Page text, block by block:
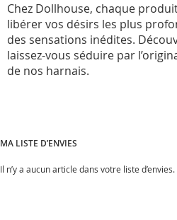
Chez Dollhouse, chaque
libérer vos désirs les plus
des sensations inédites.
laissez-vous séduire par
de nos harnais.
MA LISTE D’ENVIES
Il n’y a aucun article dans votre liste d’envies.